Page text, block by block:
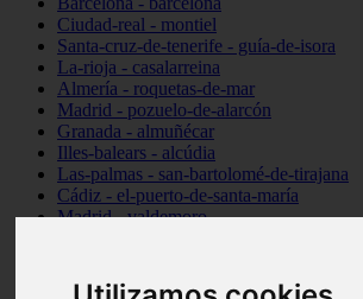
Ciudad-real - montiel
Santa-cruz-de-tenerife - guía-de-isora
La-rioja - casalarreina
Almería - roquetas-de-mar
Madrid - pozuelo-de-alarcón
Granada - almuñécar
Illes-balears - alcúdia
Las-palmas - san-bartolomé-de-tirajana
Cádiz - el-puerto-de-santa-maría
Madrid - valdemoro
Cantabria - suances